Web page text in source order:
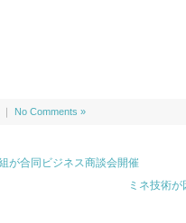
｜ No Comments »
が合同ビジネス商談会開催
ミネ技術